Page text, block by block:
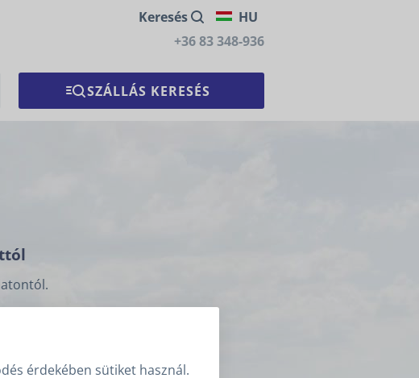
érdekében sütiket használ.
Keresés
HU
+36 83 348-936